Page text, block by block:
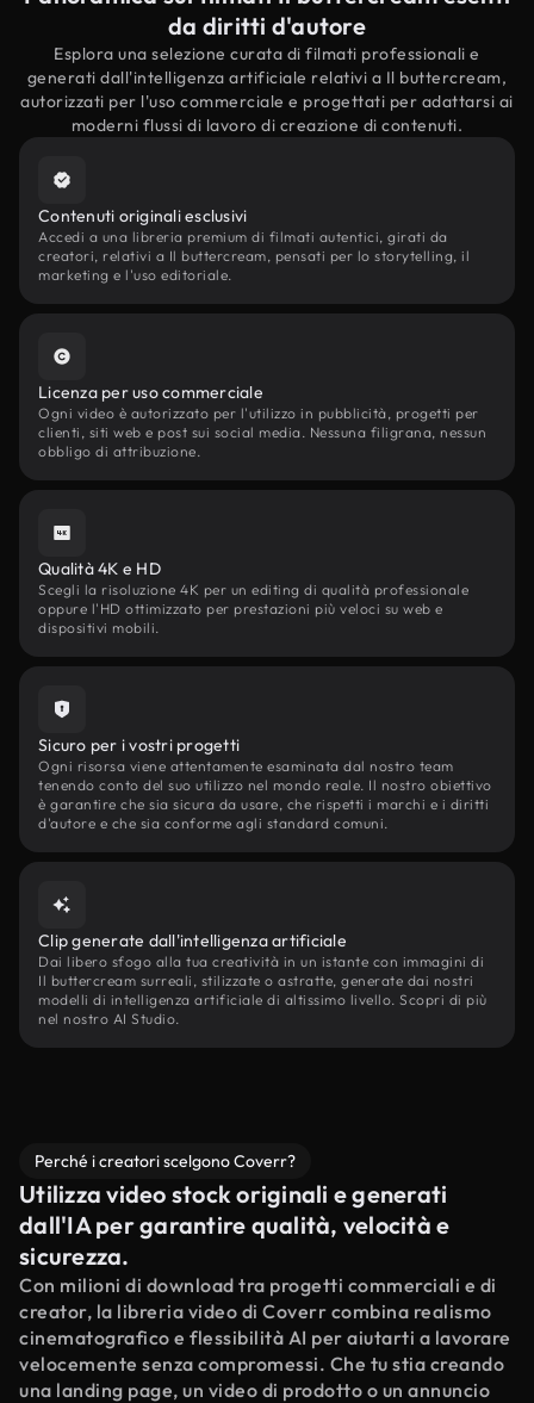
da diritti d'autore
Esplora una selezione curata di filmati professionali e
generati dall'intelligenza artificiale relativi a Il buttercream,
autorizzati per l'uso commerciale e progettati per adattarsi ai
moderni flussi di lavoro di creazione di contenuti.
Contenuti originali esclusivi
Accedi a una libreria premium di filmati autentici, girati da
creatori, relativi a Il buttercream, pensati per lo storytelling, il
marketing e l'uso editoriale.
Licenza per uso commerciale
Ogni video è autorizzato per l'utilizzo in pubblicità, progetti per
clienti, siti web e post sui social media. Nessuna filigrana, nessun
obbligo di attribuzione.
Qualità 4K e HD
Scegli la risoluzione 4K per un editing di qualità professionale
oppure l'HD ottimizzato per prestazioni più veloci su web e
dispositivi mobili.
Sicuro per i vostri progetti
Ogni risorsa viene attentamente esaminata dal nostro team
tenendo conto del suo utilizzo nel mondo reale. Il nostro obiettivo
è garantire che sia sicura da usare, che rispetti i marchi e i diritti
d'autore e che sia conforme agli standard comuni.
Clip generate dall'intelligenza artificiale
Dai libero sfogo alla tua creatività in un istante con immagini di
Il buttercream surreali, stilizzate o astratte, generate dai nostri
modelli di intelligenza artificiale di altissimo livello. Scopri di più
nel nostro AI Studio.
Perché i creatori scelgono Coverr?
Utilizza video stock originali e generati
dall'IA per garantire qualità, velocità e
sicurezza.
Con milioni di download tra progetti commerciali e di
creator, la libreria video di Coverr combina realismo
cinematografico e flessibilità AI per aiutarti a lavorare
velocemente senza compromessi. Che tu stia creando
una landing page, un video di prodotto o un annuncio